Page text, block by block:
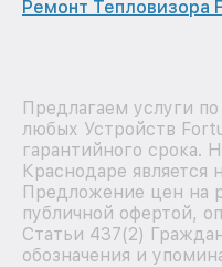
Ремонт Тепловизора
Предлагаем услуги
любых Устройств
гарантийного срока.
Краснодаре
Предложение цен на
публичной офертой,
Статьи 437(2)
обозначения и